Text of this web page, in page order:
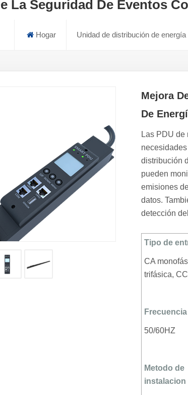
La Seguridad De Eventos
Hogar Unidad de distribución de energía
Mejora
De
Las PDU
distribución
pueden
emisiones
datos.
detección
Tipo de
CA
trifásica,
Frecuencia
50/60HZ
Metodo de
instalacion